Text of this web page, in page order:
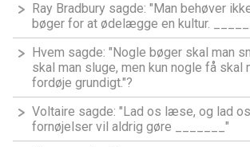
Ray Bradbury sagde: "Man behøver
bøger for at ødelægge en kultur.
Hvem sagde: "Nogle bøger skal man
skal man sluge, men kun nogle få skal
fordøje grundigt."?
Voltaire sagde: "Lad os læse, og lad
fornøjelser vil aldrig gøre _______"